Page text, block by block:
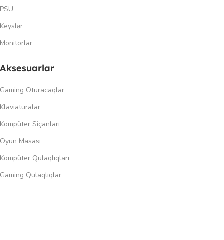
PSU
Keyslər
Monitorlar
Aksesuarlar
Gaming Oturacaqlar
Klaviaturalar
Kompüter Siçanları
Oyun Masası
Kompüter Qulaqlıqları
Gaming Qulaqlıqlar